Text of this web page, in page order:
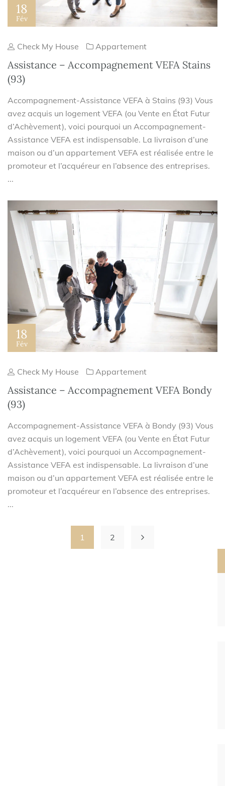
18
Fév
Check My House Appartement
Assistance – Accompagnement VEFA Stains
(93)
Accompagnement-Assistance VEFA à Stains (93) Vous
avez acquis un logement VEFA (ou Vente en État Futur
d’Achèvement), voici pourquoi un Accompagnement-
Assistance VEFA est indispensable. La livraison d’une
maison ou d’un appartement VEFA est réalisée entre le
promoteur et l’acquéreur en l’absence des entreprises.
...
18
Fév
Check My House Appartement
Assistance – Accompagnement VEFA Bondy
(93)
Accompagnement-Assistance VEFA à Bondy (93) Vous
avez acquis un logement VEFA (ou Vente en État Futur
d’Achèvement), voici pourquoi un Accompagnement-
Assistance VEFA est indispensable. La livraison d’une
maison ou d’un appartement VEFA est réalisée entre le
promoteur et l’acquéreur en l’absence des entreprises.
...
1 2